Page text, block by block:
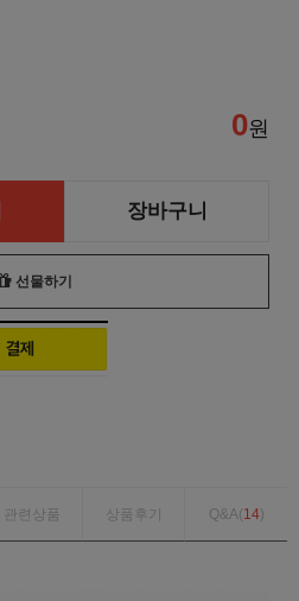
0원
장바구니
선물하기
관련상품 상품후기 Q&A(14)